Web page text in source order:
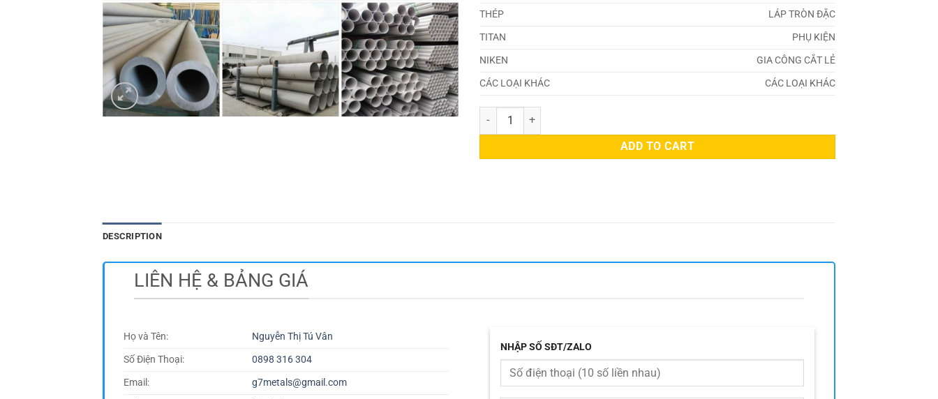
THÉP
LÁP TRÒN ĐẶC
TITAN
PHỤ KIỆN
NIKEN
GIA CÔNG CẮT LẺ
CÁC LOẠI KHÁC
CÁC LOẠI KHÁC
Ống Inox (21,34 x 5 x 6000)mm quantity
ADD TO CART
DESCRIPTION
LIÊN HỆ & BẢNG GIÁ
Họ và Tên:
Nguyễn Thị Tú Vân
Số Điện Thoại:
0898 316 304
Email:
g7metals@gmail.com
NHẬP SỐ SĐT/ZALO